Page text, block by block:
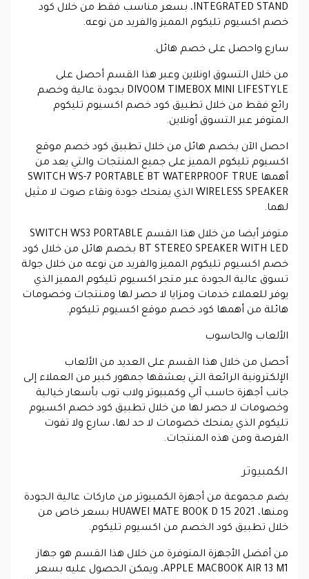
INTEGRATED STAND، بسعر مناسب فقط من خلال كود
خصم اكسيوم تليكوم المميز والفريد من نوعه.
سارع واحصل على خصم هائل.
من خلال التسوق اونلاين وعبر هذا القسم أحصل على
DIVOOM TIMEBOX MINI LIFESTYLE بجودة عالية وخصم
رائع فقط من خلال تطبيق كود خصم اكسيوم تليكوم
المتوفر عبر التسوق أونلاين.
احصل الآن بخصم هائل من خلال تطبيق كود خصم موقع
اكسيوم تليكوم المميز على جميع المنتجات والتي يعد من
أهمها SWITCH WS-7 PORTABLE BT WATERPROOF TRUE
WIRELESS SPEAKER الذي يمنحك جودة ونقاء صوت لا مثيل
لهما.
متوفر أيضا من خلال هذا القسم SWITCH WS3 PORTABLE
BT STEREO SPEAKER WITH LED بخصم هائل من خلال كود
خصم اكسيوم تليكوم المميز والفريد من نوعه من خلال جولة
تسوق عالية الجودة عبر متجر اكسيوم تليكوم المميز الذي
يوفر للعملاء خدمات ومزايا لا حصر لها ومنتجات وخصومات
هائلة من أهمها كود خصم موقع اكسيوم تليكوم.
الألعاب والحاسوب
أحصل من خلال هذا القسم على العديد من الألعاب
الإلكترونية الرائعة التي يعشقها جمهور كبير من العملاء إلى
جانب أجهزة حاسب آلي وكمبيوتر ولاب توب بأسعار خيالية
وخصومات لا حصر لها من خلال تطبيق كود خصم اكسيوم
تليكوم الذي يمنحك خصومات لا حد لها، سارع ولا تفوت
الفرصة ومن هذه المنتجات.
الكمبيوتر
يضم مجموعة من أجهزة الكمبيوتر من ماركات عالية الجودة
ومنها، HUAWEI MATE BOOK D 15 2021 بسعر خاص من
خلال تطبيق كود الخصم من اكسيوم تليكوم.
من أفضل الأجهزة المتوفرة من خلال هذا القسم هو جهاز
APPLE MACBOOK AIR 13 M1، ويمكن الحصول عليه بسعر